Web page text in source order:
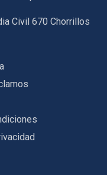
Civil 670 Chorrillos